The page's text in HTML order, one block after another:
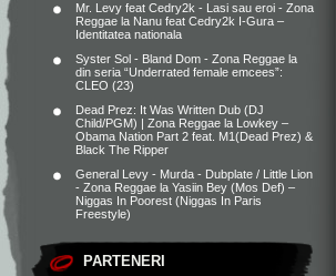
Mr. Levy feat Cedry2k - Lasi sau eroi - Zona
Reggae la Nanu feat Cedry2k I-Gura –
Identitatea nationala
Syster Sol - Bland Dom - Zona Reggae la
din seria “Underrated female emcees”:
CLEO (23)
Dead Prez: It Was Written Dub (DJ
Child/PGM) | Zona Reggae la Lowkey –
Obama Nation Part 2 feat. M1(Dead Prez) &
Black The Ripper
General Levy - Murda - Dubplate / Little Lion
- Zona Reggae la Yasiin Bey (Mos Def) –
Niggas In Poorest (Niggas In Paris
Freestyle)
PARTENERI